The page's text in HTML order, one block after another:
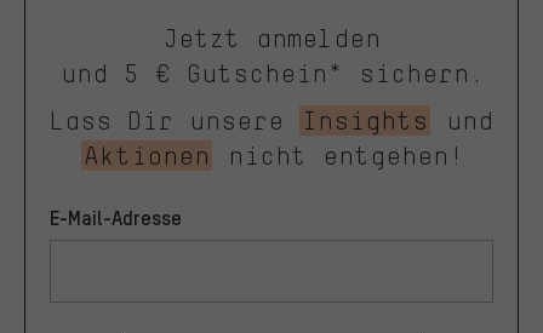
Jetzt anmelden
und 5 € Gutschein* sichern.
Lass Dir unsere
Insights
und
Aktionen
nicht entgehen!
E-Mail-Adresse